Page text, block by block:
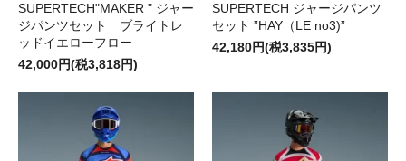
SUPERTECH"MAKER " ジャー
ジパンツセット ブライトレ
ッドイエローフロー
42,000円(税3,818円)
SUPERTECH ジャージパンツ
セット ”HAY（LE no3)”
42,180円(税3,835円)